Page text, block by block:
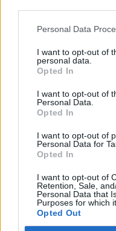
Personal Data
I want to opt-out of
personal data.
Opted In
I want to opt-out of
Personal Data.
Opted In
I want to opt-out of
Personal Data for
Opted In
I want to opt-out of
Retention, Sale,
Personal Data that
Purposes for which
Opted Out
Ελεονώρα
εγκυμοσύνη της
CELEBRITIES